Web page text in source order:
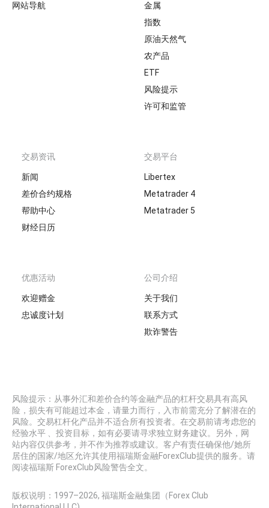
网站导航
金属
指数
原油天然气
农产品
ETF
风险提示
许可和监管
交易资讯
新闻
差价合约规格
帮助中心
财经日历
交易平台
Libertex
Metatrader 4
Metatrader 5
优惠活动
欢迎赠金
忠诚度计划
公司介绍
关于我们
联系方式
欺诈警告
风险提示：从事外汇和差价合约等金融产品的杠杆交易具有高风
险，损失有可能超过本金，请量力而行，入市前需充分了解潜在的
风险。交易杠杆化产品并不适合所有投资者。在交易前请考虑您的
经验水平 、投资目标，如有必要请寻求独立财务建议。另外，网
站内容仅供参考，并不作为推荐或建议。客户有责任确保他/她所
居住的国家/地区允许其使用福瑞斯金融ForexClub提供的服务。请
阅读福瑞斯 ForexClub风险警告全文。
版权说明：1997–2026, 福瑞斯金融集团（Forex Club